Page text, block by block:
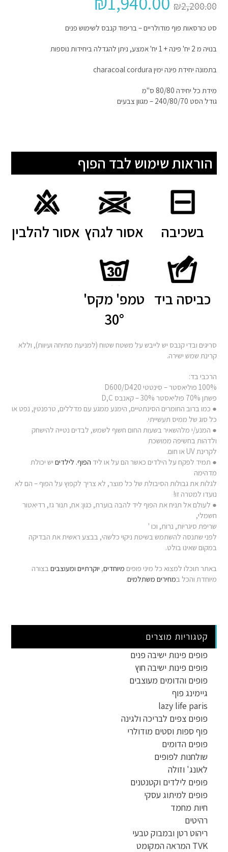
₪2,200.00
סט כורסאות פוף מודולריים – בריפוד קנבס לשימוש פנים
בנויה מ 2 יח' פינה + 1 יח' אמצע, ניתן להגדלה ביחידות נוספות
בתמונה יחידת פינה ימין characoal cordura
מידת כל יחידה 80/80 ס"מ
גודל הסט 240/80/70 – מגוון צבעים
הוראות שימוש לבד הפוף
בשכיבה אסור לגהץ אסור להלבין
כביסה ביד טמפ' מקס'
30°
סריגים ובדי קנבס יש לייבש על משטח שטוח (למניעת מתיחה ועיוות), וללא
קרינת שמש ישירה.
הרכבי בד:
100% פוליאסטר – סינטטי D600/D420
פשתן 70% פוליאסטר 30% – קאנבס D,C
● כמו ברוב החומרים הסינתטיים, הימנע ממגע עם מדללים, טרפנטין, נפט או
כל סוג של ממיס תעשייתי.
● המנע/י מלהשאיר בשעות החום חשוף לשמש, לבדים נטייה להישחק
ולדהות בחשיפה ממושכת
לקרינת UV או חום.
● תמיד לפקח על הילדים כאשר הם על או ליד הפוף. לילדים יש יכולת
מדהימה
לגלות את גבולות הסיבולת של כל מוצר, לא צריך לקפוץ על הפוף – הם לא
נועדו למטרה זו!
● לעולם אל תניח את הפוף ליד להבה בוערת, כגון: אח, תנור גז, רדיאטור
חשמלי,
שריפת סיגריות, נרות, וכו '
לפני שתנסה להשתמש בשיטת ניקוי כלשהי, בבצע ראשית את הבדיקה
במקום שאינו בולט.
באתר תוכלו למצוא כל מיני פופים מיוחדים, יוקרתיים ומעוצבים בצורה
מיוחדת והכל במחירים משתלמים.
קטגוריות מוצרים
פופים פינות ישיבה פנים
פופים פינות ישיבה חוץ
פופים והדומים מעוצבים
גיימינג פוף
lazy life paris
פופים צפים לבריכה ולגינה
פוף ספות וסטים מודולרי
פופים הדומים
שולחנות לפופים
לאונג' וזולה
פופים לילדים וקטנטנים
פופים למיתוג עסקי
חיות מחמד
רהיטים
ריהוט רטן ובמבוק טבעי
TVK המראה המקומט